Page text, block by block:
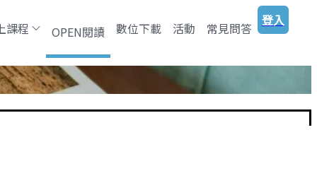
課程 OPEN閱讀 數位下載 活動 常見問答 登入